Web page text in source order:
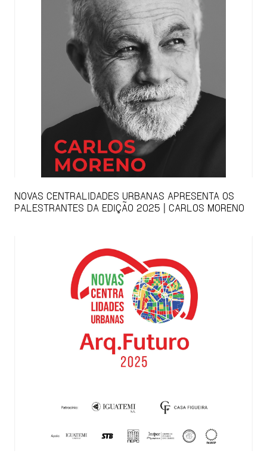
NOVAS CENTRALIDADES URBANAS APRESENTA OS
PALESTRANTES DA EDIÇÃO 2025 | CARLOS MORENO